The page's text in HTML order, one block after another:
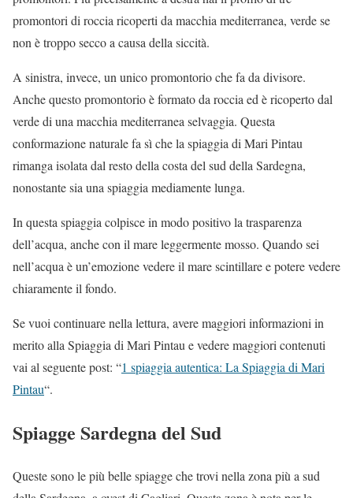
promontori di roccia ricoperti da macchia mediterranea, verde se
non è troppo secco a causa della siccità.
A sinistra, invece, un unico promontorio che fa da divisore.
Anche questo promontorio è formato da roccia ed è ricoperto dal
verde di una macchia mediterranea selvaggia. Questa
conformazione naturale fa sì che la spiaggia di Mari Pintau
rimanga isolata dal resto della costa del sud della Sardegna,
nonostante sia una spiaggia mediamente lunga.
In questa spiaggia colpisce in modo positivo la trasparenza
dell’acqua, anche con il mare leggermente mosso. Quando sei
nell’acqua è un’emozione vedere il mare scintillare e potere vedere
chiaramente il fondo.
Se vuoi continuare nella lettura, avere maggiori informazioni in
merito alla Spiaggia di Mari Pintau e vedere maggiori contenuti
vai al seguente post: “1 spiaggia autentica: La Spiaggia di Mari
Pintau“.
Spiagge Sardegna del Sud
Queste sono le più belle spiagge che trovi nella zona più a sud